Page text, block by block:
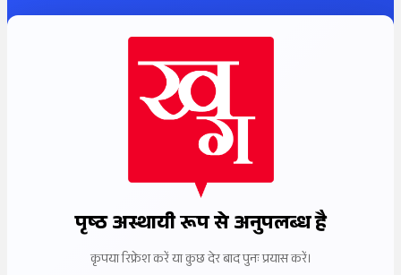
पृष्ठ अस्थायी रूप से अनुपलब्ध है
कृपया रिफ्रेश करें या कुछ देर बाद पुनः प्रयास करें।